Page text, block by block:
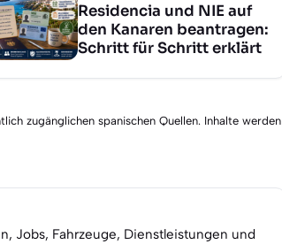
Residencia und NIE auf
den Kanaren beantragen:
Schritt für Schritt erklärt
zugänglichen spanischen Quellen. Inhalte werden
Jobs, Fahrzeuge, Dienstleistungen und